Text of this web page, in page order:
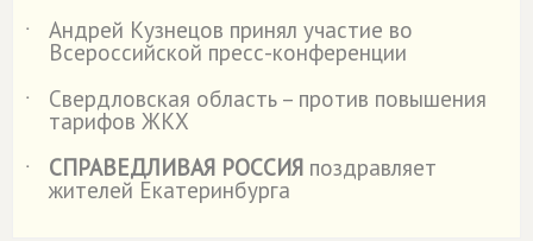
˙
Андрей Кузнецов принял участие во
Всероссийской пресс-конференции
˙
Свердловская область – против повышения
тарифов ЖКХ
˙
СПРАВЕДЛИВАЯ РОССИЯ поздравляет
жителей Екатеринбурга